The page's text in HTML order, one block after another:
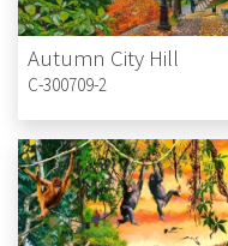
Autumn City Hill
C-300709-2